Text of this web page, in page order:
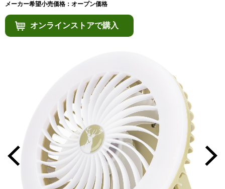
メーカー希望小売価格：オープン価格
オンラインストアで購入